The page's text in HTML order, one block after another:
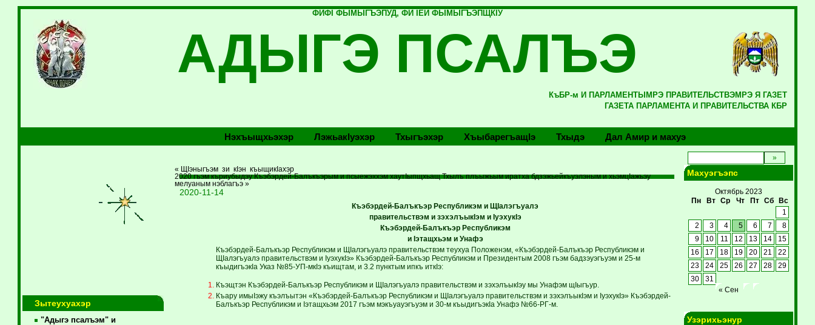
ФИФI ФЫМЫГЪЭПУД, ФИ IЕЙ ФЫМЫГЪЭПЩКIУ
АДЫГЭ ПСАЛЪЭ
КъБР-м И ПАРЛАМЕНТЫМРЭ ПРАВИТЕЛЬСТВЭМРЭ Я ГАЗЕТ
ГАЗЕТА ПАРЛАМЕНТА И ПРАВИТЕЛЬСТВА КБР
Нэхъыщхьэхэр Лэжьакlуэхэр Тхыгъэхэр Хъыбарегъащlэ Тхыдэ Дал Амир и махуэ
Зытеухуахэр
"Адыгэ псалъэм" и
« ЩIэныгъэм зи кIэн къыщикIахэр
2020 гъэм къриубыдэу Къэбэрдей-Балъкъэрым и псыежэххэм хаутIыпщхьащ Тхылъ плъыжьым иратха бдзэжьейкъуэлэным и хьэмцIажьэу
мелуаным нэблагъэ »
2020-11-14
Къэбэрдей-Балъкъэр Республикэм и ЩIалэгъуалэ
правительствэм и зэхэлъыкIэм и IуэхукIэ
Къэбэрдей-Балъкъэр Республикэм
и Iэтащхьэм и Унафэ
Къэбэрдей-Балъкъэр Республикэм и ЩIалэгъуалэ правительствэм теухуа Положенэм, «Къэбэрдей-Балъкъэр Республикэм и
ЩIалэгъуалэ правительствэм и IуэхукIэ» Къэбэрдей-Балъкъэр Республикэм и Президентым 2008 гъэм бадзэуэгъуэм и 25-м
къыдигъэкIа Указ №85-УП-мкIэ къищтам, и 3.2 пунктым ипкъ иткIэ:
Къэщтэн Къэбэрдей-Балъкъэр Республикэм и ЩIалэгъуалэ правительствэм и зэхэлъыкIэу мы Унафэм щIыгъур.
Къару имыIэжу къэлъытэн «Къэбэрдей-Балъкъэр Республикэм и ЩIалэгъуалэ правительствэм и зэхэлъыкIэм и IуэхукIэ» Къэбэрдей-
Балъкъэр Республикэм и Iэтащхьэм 2017 гъэм мэкъуауэгъуэм и 30-м къыдигъэкIа Унафэ №66-РГ-м.
Махуэгъэпс
Октябрь 2023
Пн
Вт Ср Чт Пт Сб
Вс
1
2
3 4 5 6 7
8
9
10 11 12 13 14
15
16
17 18 19 20 21
22
23
24 25 26 27 28
29
30
31
« Сен
Узэрихьэнур